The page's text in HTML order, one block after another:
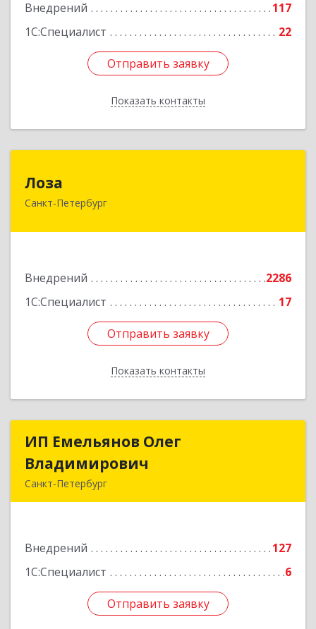
Внедрений
117
1С:Специалист
22
Отправить заявку
Показать контакты
Подробнее
Отправить заявку
Назад
Лоза
Санкт-Петербург
Внедрений
2286
1С:Специалист
17
Отправить заявку
Показать контакты
194044, Санкт-Петербург г, Выборгская наб,
Отправить заявку
Назад
ИП Емельянов Олег
Владимирович
Санкт-Петербург
Внедрений
127
1С:Специалист
6
Отправить заявку
ИП Емельянов Олег
Подробнее
Отправить заявку